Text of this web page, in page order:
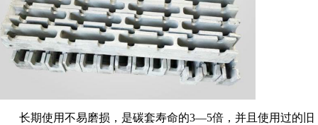
荣誉资质
联系我们
长期使用不易磨损，是碳套寿命的3—5倍，并且使用过的旧